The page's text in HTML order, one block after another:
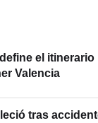
el itinerario
Valencia
tras